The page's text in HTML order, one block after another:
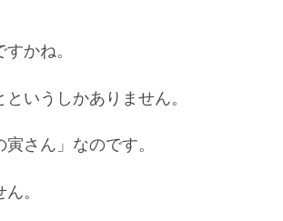
かね。
いうしかありません。
さん」なのです。
。